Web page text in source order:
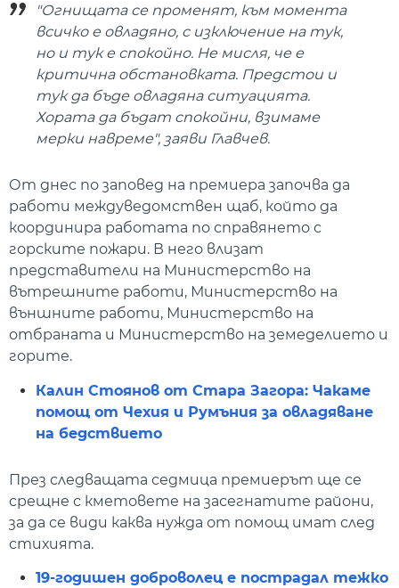
"Огнищата се променят, към момента
всичко е овладяно, с изключение на тук,
но и тук е спокойно. Не мисля, че е
критична обстановката. Предстои и
тук да бъде овладяна ситуацията.
Хората да бъдат спокойни, взимаме
мерки навреме", заяви Главчев.
От днес по заповед на премиера започва да
работи междуведомствен щаб, който да
координира работата по справянето с
горските пожари. В него влизат
представители на Министерство на
вътрешните работи, Министерство на
външните работи, Министерство на
отбраната и Министерство на земеделието и
горите.
Калин Стоянов от Стара Загора: Чакаме
помощ от Чехия и Румъния за овладяване
на бедствието
През следващата седмица премиерът ще се
срещне с кметовете на засегнатите райони,
за да се види каква нужда от помощ имат след
стихията.
19-годишен доброволец е пострадал тежко